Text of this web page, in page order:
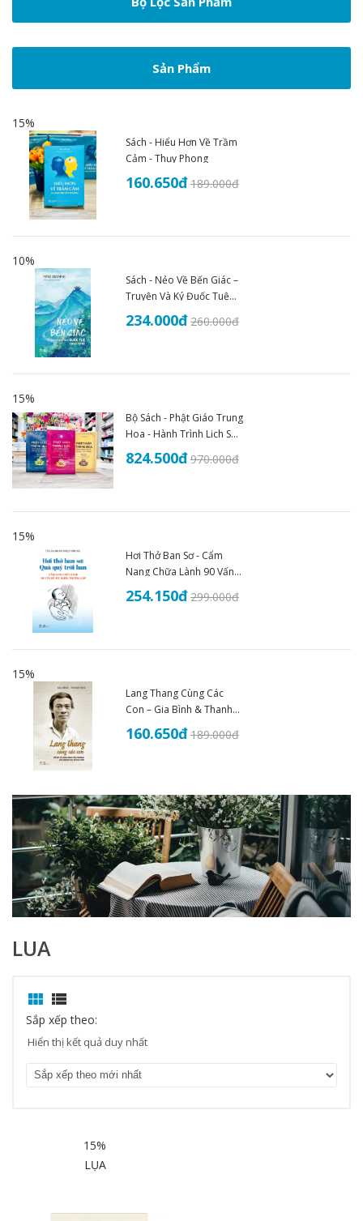
Sản Phẩm
15%
Sách - Hiểu Hơn Về Trầm
Cảm - Thụy Phong
160.650đ189.000đ
10%
Sách - Nẻo Về Bến Giác –
Truyện Và Ký Đuốc Tuệ
(1935–1945) - An Thư
Book
234.000đ260.000đ
15%
Bộ Sách - Phật Giáo Trung
Hoa - Hành Trình Lịch Sử
Văn Hóa Và Tư Tưởng
(Trọn Bộ 3 Tập)
824.500đ970.000đ
15%
Hơi Thở Ban Sơ - Cẩm
Nang Chữa Lành 90 Vấn
Đề Sức Khoẻ - THS.BS
Đoàn Nhật Trung (2025)
254.150đ299.000đ
15%
Lang Thang Cùng Các
Con – Gia Bình & Thanh
Nhã
160.650đ189.000đ
LUA
 
Sắp xếp theo:
Hiển thị kết quả duy nhất
15%
LỤA